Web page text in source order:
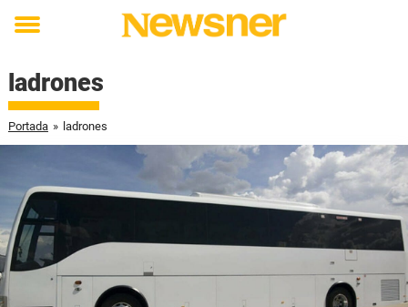
Toggle
ladrones
Portada » ladrones